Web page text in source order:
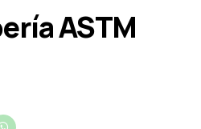
ASTM